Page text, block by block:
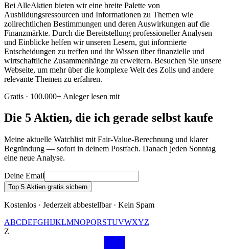
Bei AlleAktien bieten wir eine breite Palette von
Ausbildungsressourcen und Informationen zu Themen wie
zollrechtlichen Bestimmungen und deren Auswirkungen auf die
Finanzmärkte. Durch die Bereitstellung professioneller Analysen
und Einblicke helfen wir unseren Lesern, gut informierte
Entscheidungen zu treffen und ihr Wissen über finanzielle und
wirtschaftliche Zusammenhänge zu erweitern. Besuchen Sie unsere
Webseite, um mehr über die komplexe Welt des Zolls und andere
relevante Themen zu erfahren.
Gratis · 100.000+ Anleger lesen mit
Die 5 Aktien, die ich gerade selbst kaufe
Meine aktuelle Watchlist mit Fair-Value-Berechnung und klarer
Begründung — sofort in deinem Postfach. Danach jeden Sonntag
eine neue Analyse.
Deine Email
Top 5 Aktien gratis sichern
Kostenlos · Jederzeit abbestellbar · Kein Spam
ABCDEFGHIJKLMNOPQRSTUVWXYZ
Z